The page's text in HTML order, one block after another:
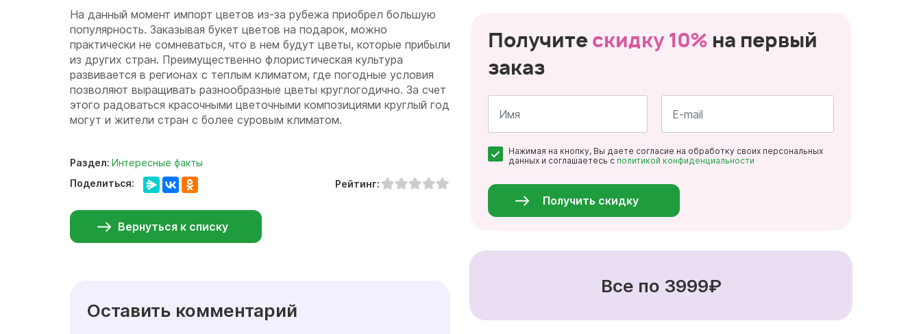
На данный момент импорт цветов из-за рубежа приобрел большую
популярность. Заказывая букет цветов на подарок, можно
практически не сомневаться, что в нем будут цветы, которые прибыли
из других стран. Преимущественно флористическая культура
развивается в регионах с теплым климатом, где погодные условия
позволяют выращивать разнообразные цветы круглогодично. За счет
этого радоваться красочными цветочными композициями круглый год
могут и жители стран с более суровым климатом.
Раздел: Интересные факты
Поделиться:
Рейтинг:
Вернуться к списку
Оставить комментарий
Получитескидку 10% на первый
заказ
*
*
Нажимая на кнопку, Вы даете согласие на обработку своих персональных
данных и соглашаетесь с политикой конфиденциальности
Получить скидку
Все по 3999₽